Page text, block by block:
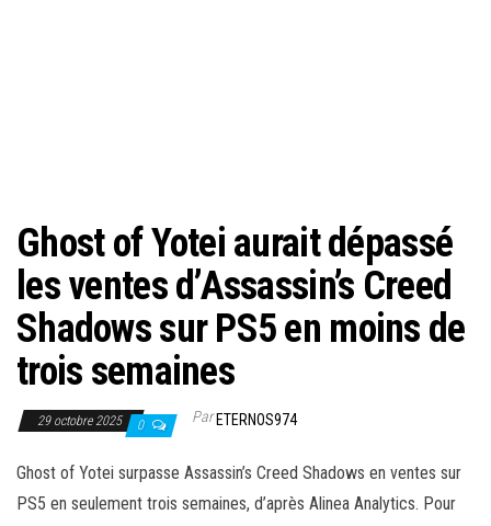
Ghost of Yotei aurait dépassé
les ventes d’Assassin’s Creed
Shadows sur PS5 en moins de
trois semaines
29 octobre 2025 0 ParETERNOS974
Ghost of Yotei surpasse Assassin’s Creed Shadows en ventes sur
PS5 en seulement trois semaines, d’après Alinea Analytics. Pour